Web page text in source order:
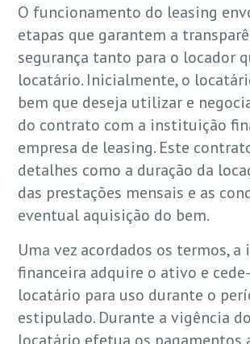
O funcionamento do leasing
etapas que garantem a
segurança tanto para o locador
locatário. Inicialmente, o
bem que deseja utilizar e
do contrato com a instituição
empresa de leasing. Este
detalhes como a duração da
das prestações mensais e as
eventual aquisição do bem.
Uma vez acordados os termos,
financeira adquire o ativo e
locatário para uso durante o
estipulado. Durante a vigência